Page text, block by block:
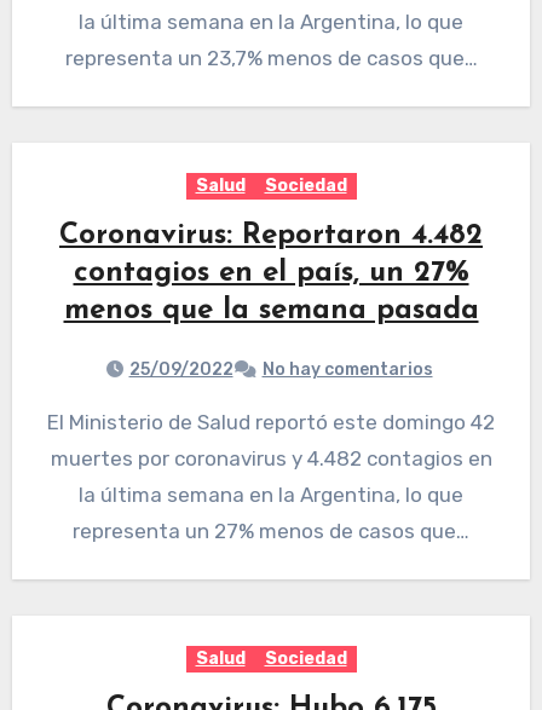
la última semana en la Argentina, lo que
representa un 23,7% menos de casos que…
Salud Sociedad
Coronavirus: Reportaron 4.482
contagios en el país, un 27%
menos que la semana pasada
25/09/2022 No hay comentarios
El Ministerio de Salud reportó este domingo 42
muertes por coronavirus y 4.482 contagios en
la última semana en la Argentina, lo que
representa un 27% menos de casos que…
Salud Sociedad